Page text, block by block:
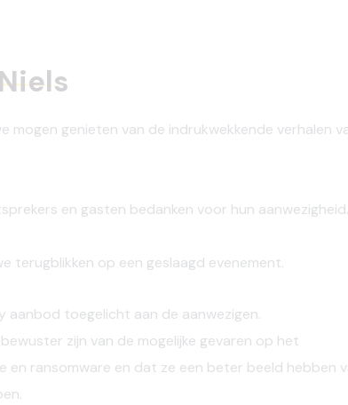
mogen genieten van de indrukwekkende verhalen
en gasten bedanken voor hun aanwezigheid.
terugblikken op een geslaagd evenement.
toegelicht aan de aanwezigen.
zijn van de mogelijke gevaren op het
en ransomware en dat ze een beter beeld hebben